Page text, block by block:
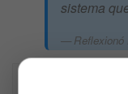
sistema
Reflexionó
Descargo de